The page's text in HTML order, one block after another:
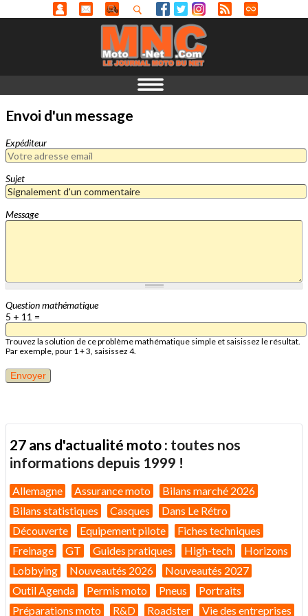
Envoi d'un message
Expéditeur
Sujet
Message
Question mathématique
5 + 11 =
Trouvez la solution de ce problème mathématique simple et saisissez le résultat.
Par exemple, pour 1 + 3, saisissez 4.
27 ans d'actualité moto : toutes nos
informations depuis 1999 !
Allemagne Assurance moto
Bilans marché 2026
Bilans statistiques
Casques
Dans Le Rétro
Découverte
Equipement pilote
Fiches techniques
Freinage
GT Guides pratiques High-tech
Horizons
Lobbying
Nouveautés 2026
Nouveautés 2027
Outil Agenda
Permis moto Pneus
Portraits
Préparations moto
R&D Roadster Vie des entreprises